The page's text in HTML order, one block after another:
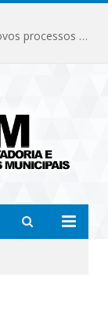
Declaramos que até o momento, não há novos processos licitatórios para o Instituto de Previdência no ano de 2026.